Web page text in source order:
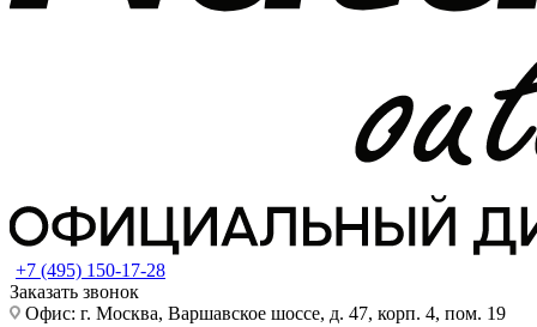
+7 (495) 150-17-28
Заказать звонок
Офис: г. Москва, Варшавское шоссе, д. 47, корп. 4, пом. 19